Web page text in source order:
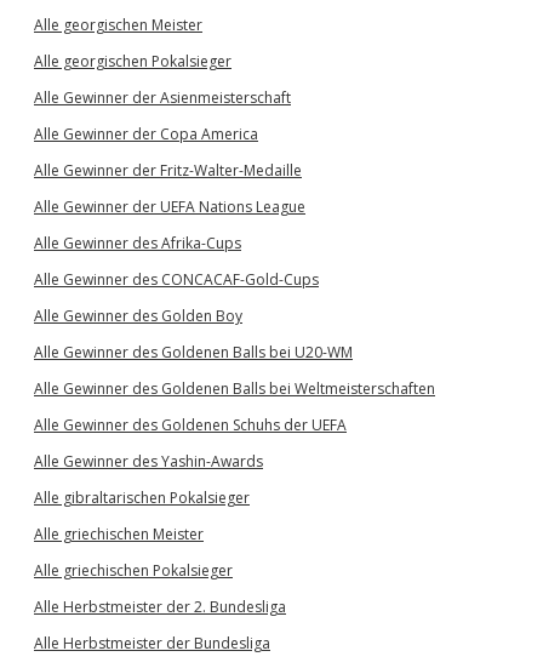
Alle georgischen Meister
Alle georgischen Pokalsieger
Alle Gewinner der Asienmeisterschaft
Alle Gewinner der Copa America
Alle Gewinner der Fritz-Walter-Medaille
Alle Gewinner der UEFA Nations League
Alle Gewinner des Afrika-Cups
Alle Gewinner des CONCACAF-Gold-Cups
Alle Gewinner des Golden Boy
Alle Gewinner des Goldenen Balls bei U20-WM
Alle Gewinner des Goldenen Balls bei Weltmeisterschaften
Alle Gewinner des Goldenen Schuhs der UEFA
Alle Gewinner des Yashin-Awards
Alle gibraltarischen Pokalsieger
Alle griechischen Meister
Alle griechischen Pokalsieger
Alle Herbstmeister der 2. Bundesliga
Alle Herbstmeister der Bundesliga